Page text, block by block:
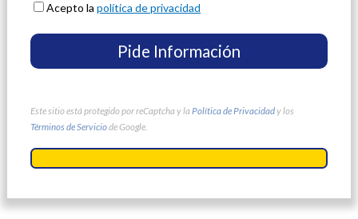
Acepto lapolítica de privacidad
Este sitio está protegido por reCaptcha y la Política de Privacidady los
Términos de Serviciode Google.